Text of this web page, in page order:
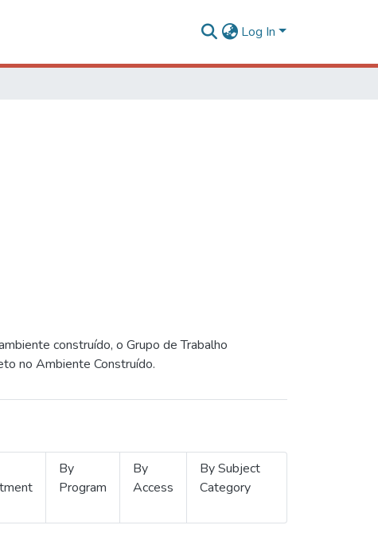
Log In
construído, o Grupo de Trabalho
no Ambiente Construído.
By
Program
By
Access
By Subject
Category